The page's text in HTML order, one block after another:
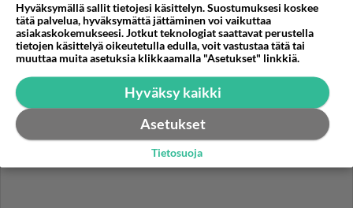
Hyväksymällä sallit tietojesi käsittelyn. Suostumuksesi koskee
tätä palvelua, hyväksymättä jättäminen voi vaikuttaa
asiakaskokemukseesi. Jotkut teknologiat saattavat perustella
tietojen käsittelyä oikeutetulla edulla, voit vastustaa tätä tai
muuttaa muita asetuksia klikkaamalla "Asetukset" linkkiä.
Hyväksy kaikki
Asetukset
Tietosuoja